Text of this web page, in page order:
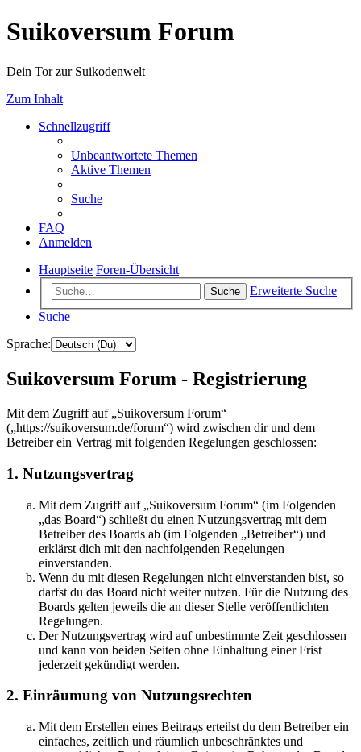
Suikoversum Forum
Dein Tor zur Suikodenwelt
Zum Inhalt
Schnellzugriff
Unbeantwortete Themen
Aktive Themen
Suche
FAQ
Anmelden
Hauptseite Foren-Übersicht
Suche
Erweiterte Suche
Suche
Sprache:
Suikoversum Forum - Registrierung
Mit dem Zugriff auf „Suikoversum Forum“
(„https://suikoversum.de/forum“) wird zwischen dir und dem
Betreiber ein Vertrag mit folgenden Regelungen geschlossen:
1. Nutzungsvertrag
Mit dem Zugriff auf „Suikoversum Forum“ (im Folgenden
„das Board“) schließt du einen Nutzungsvertrag mit dem
Betreiber des Boards ab (im Folgenden „Betreiber“) und
erklärst dich mit den nachfolgenden Regelungen
einverstanden.
Wenn du mit diesen Regelungen nicht einverstanden bist, so
darfst du das Board nicht weiter nutzen. Für die Nutzung des
Boards gelten jeweils die an dieser Stelle veröffentlichten
Regelungen.
Der Nutzungsvertrag wird auf unbestimmte Zeit geschlossen
und kann von beiden Seiten ohne Einhaltung einer Frist
jederzeit gekündigt werden.
2. Einräumung von Nutzungsrechten
Mit dem Erstellen eines Beitrags erteilst du dem Betreiber ein
einfaches, zeitlich und räumlich unbeschränktes und